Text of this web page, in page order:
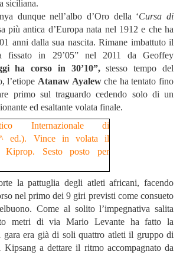
siciliana.
dunque nell’albo d’Oro della ‘Cursa di
più antica d’Europa nata nel 1912 e che ha
anni dalla sua nascita. Rimane imbattuto il
fissato in 29’05” nel 2011 da Geoffey
ha corso in 30’10”,stesso tempo del
l’etiope Atanaw Ayalewche ha tentato fino
primo sul traguardo cedendo solo di un
ed esaltante volata finale.
la pattuglia degli atleti africani, facendo
nel primo dei 9 giri previsti come consueto
Come al solito l’impegnativa salita
metri di via Mario Levante ha fatto la
gara era già di soli quattro atleti il gruppo di
Kipsang a dettare il ritmo accompagnato da